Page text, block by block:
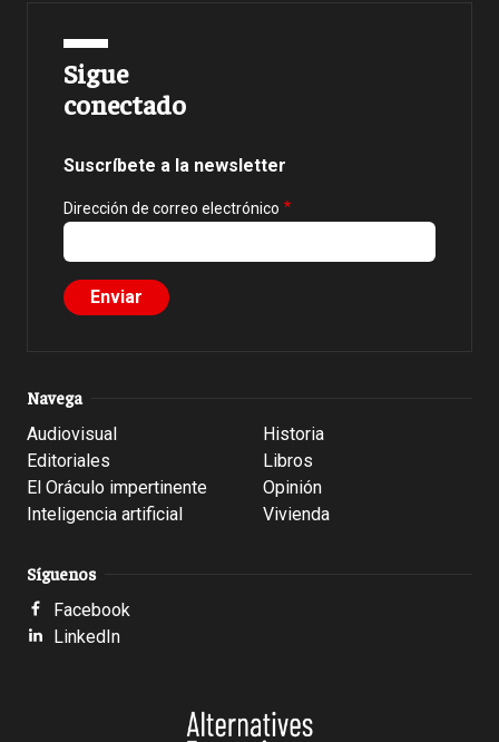
Sigue
conectado
Suscríbete a la newsletter
Dirección de correo electrónico
Navega
Audiovisual
Editoriales
El Oráculo impertinente
Inteligencia artificial
Historia
Libros
Opinión
Vivienda
Síguenos
Facebook
LinkedIn